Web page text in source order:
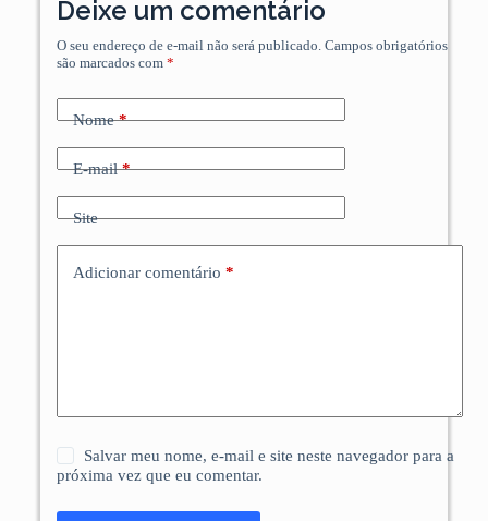
Deixe um comentário
O seu endereço de e-mail não será publicado. Campos obrigatórios
são marcados com *
Nome*
E-mail*
Site
Adicionar comentário *
Salvar meu nome, e-mail e site neste navegador para a
próxima vez que eu comentar.